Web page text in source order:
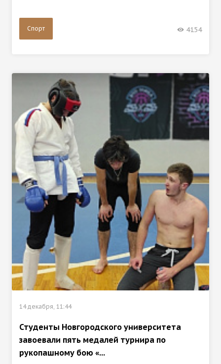
Спорт 4154
14 декабря, 11:44
Студенты Новгородского университета
завоевали пять медалей турнира по
рукопашному бою «...